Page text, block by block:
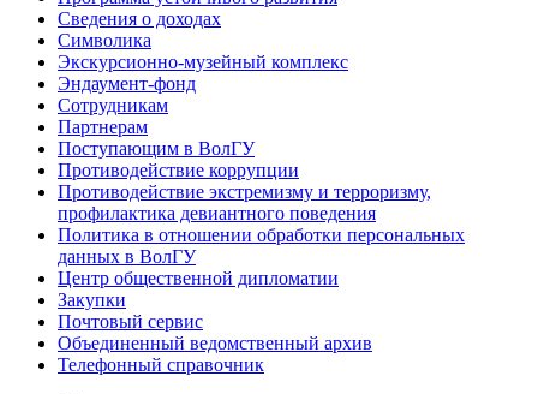
Сведения о доходах
Символика
Экскурсионно-музейный комплекс
Эндаумент-фонд
Сотрудникам
Партнерам
Поступающим в ВолГУ
Противодействие коррупции
Противодействие экстремизму и терроризму,
профилактика девиантного поведения
Политика в отношении обработки персональных
данных в ВолГУ
Центр общественной дипломатии
Закупки
Почтовый сервис
Объединенный ведомственный архив
Телефонный справочник